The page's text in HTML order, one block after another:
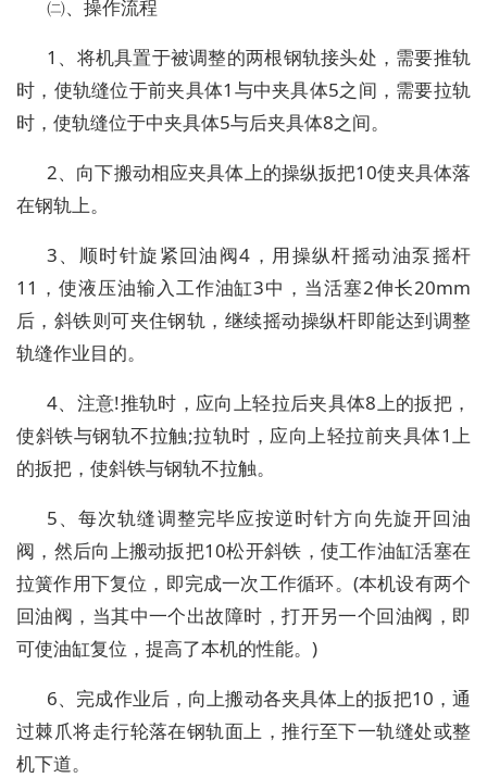
㈡、操作流程
1、将机具置于被调整的两根钢轨接头处，需要推轨
时，使轨缝位于前夹具体1与中夹具体5之间，需要拉轨
时，使轨缝位于中夹具体5与后夹具体8之间。
2、向下搬动相应夹具体上的操纵扳把10使夹具体落
在钢轨上。
3、顺时针旋紧回油阀4，用操纵杆摇动油泵摇杆
11，使液压油输入工作油缸3中，当活塞2伸长20mm
后，斜铁则可夹住钢轨，继续摇动操纵杆即能达到调整
轨缝作业目的。
4、注意!推轨时，应向上轻拉后夹具体8上的扳把，
使斜铁与钢轨不拉触;拉轨时，应向上轻拉前夹具体1上
的扳把，使斜铁与钢轨不拉触。
5、每次轨缝调整完毕应按逆时针方向先旋开回油
阀，然后向上搬动扳把10松开斜铁，使工作油缸活塞在
拉簧作用下复位，即完成一次工作循环。(本机设有两个
回油阀，当其中一个出故障时，打开另一个回油阀，即
可使油缸复位，提高了本机的性能。)
6、完成作业后，向上搬动各夹具体上的扳把10，通
过棘爪将走行轮落在钢轨面上，推行至下一轨缝处或整
机下道。